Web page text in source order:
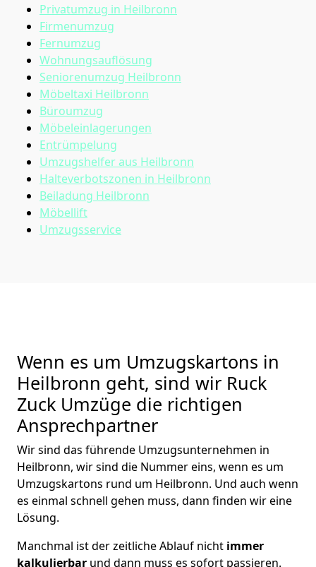
Privatumzug in Heilbronn
Firmenumzug
Fernumzug
Wohnungsauflösung
Seniorenumzug Heilbronn
Möbeltaxi Heilbronn
Büroumzug
Möbeleinlagerungen
Entrümpelung
Umzugshelfer aus Heilbronn
Halteverbotszonen in Heilbronn
Beiladung Heilbronn
Möbellift
Umzugsservice
Wenn es um Umzugskartons in
Heilbronn geht, sind wir Ruck
Zuck Umzüge die richtigen
Ansprechpartner
Wir sind das führende Umzugsunternehmen in
Heilbronn, wir sind die Nummer eins, wenn es um
Umzugskartons rund um Heilbronn. Und auch wenn
es einmal schnell gehen muss, dann finden wir eine
Lösung.
Manchmal ist der zeitliche Ablauf nicht immer
kalkulierbar und dann muss es sofort passieren.